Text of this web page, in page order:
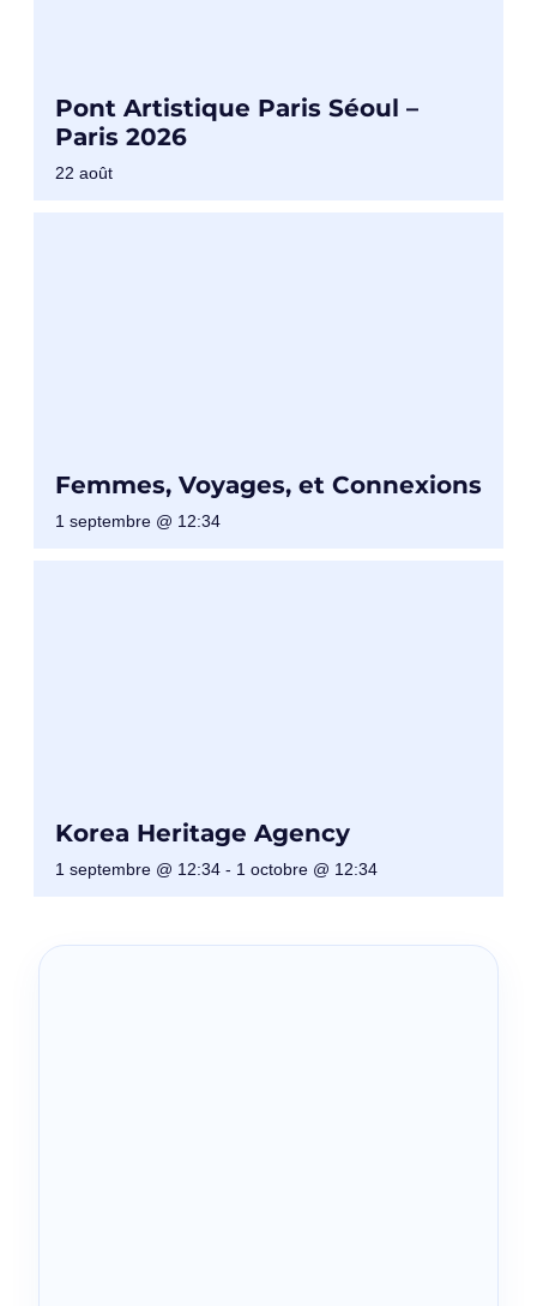
Pont Artistique Paris Séoul –
Paris 2026
22 août
Femmes, Voyages, et Connexions
1 septembre @ 12:34
Korea Heritage Agency
1 septembre @ 12:34 - 1 octobre @ 12:34